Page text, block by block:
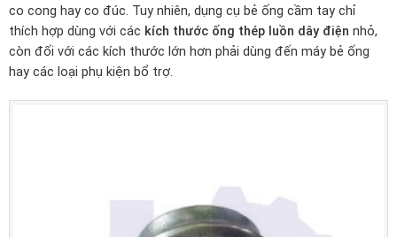
co cong hay co đúc. Tuy nhiên, dụng cụ bẻ ống cầm tay chỉ
thích hợp dùng với các kích thước ống thép luồn dây điện nhỏ,
còn đối với các kích thước lớn hơn phải dùng đến máy bẻ ống
hay các loại phụ kiện bổ trợ.